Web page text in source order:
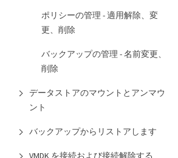
ポリシーの管理 - 適用解除、変
更、削除
バックアップの管理 - 名前変更、
削除
データストアのマウントとアンマウ
ント
バックアップからリストアします
VMDK を接続および接続解除する